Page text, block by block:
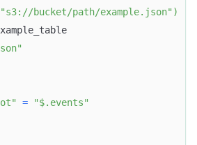
"s3://bucket/path/example.json" )
=
"$.events"